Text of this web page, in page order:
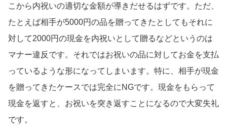
こから内祝いの適切な金額が導きだせるはずです。ただ、
たとえば相手が5000円の品を贈ってきたとしてもそれに
対して2000円の現金を内祝いとして贈るなどというのは
マナー違反です。それではお祝いの品に対してお金を支払
っているような形になってしまいます。特に、相手が現金
を贈ってきたケースでは完全にNGです。現金をもらって
現金を返すと、お祝いを突き返すことになるので大変失礼
です。